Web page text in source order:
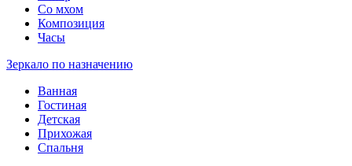
Со мхом
Композиция
Часы
Зеркало по назначению
Ванная
Гостиная
Детская
Прихожая
Спальня